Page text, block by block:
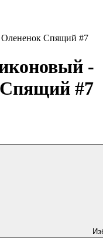
Спящий #7
-
#7